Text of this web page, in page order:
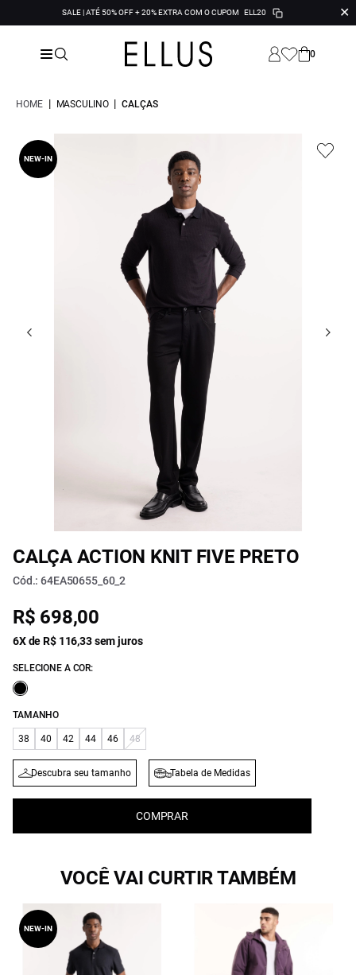
SALE | ATÉ 50% OFF + 20% EXTRA COM O CUPOM ELL20 ✕
0
HOME | MASCULINO | CALÇAS
NEW-IN
CALÇA ACTION KNIT FIVE PRETO
Cód.: 64EA50655_60_2
R$ 698,00
6X de R$ 116,33 sem juros
SELECIONE A COR:
TAMANHO
38 40 42 44 46 48
Descubra seu tamanho Tabela de Medidas
COMPRAR
VOCÊ VAI CURTIR TAMBÉM
NEW-IN